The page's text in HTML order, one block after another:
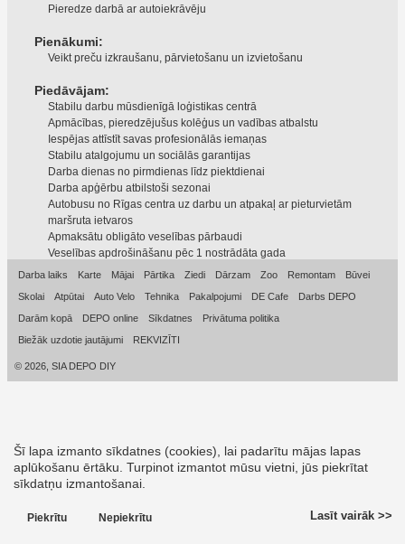
Šī lapa izmanto sīkdatnes (cookies), lai padarītu mājas lapas
aplūkošanu ērtāku. Turpinot izmantot mūsu vietni, jūs piekrītat
sīkdatņu izmantošanai.
Piekrītu Nepiekrītu Lasīt vairāk >>
Pieredze darbā ar autoiekrāvēju
Pienākumi:
Veikt preču izkraušanu, pārvietošanu un izvietošanu
Piedāvājam:
Stabilu darbu mūsdienīgā loģistikas centrā
Apmācības, pieredzējušus kolēģus un vadības atbalstu
Iespējas attīstīt savas profesionālās iemaņas
Stabilu atalgojumu un sociālās garantijas
Darba dienas no pirmdienas līdz piektdienai
Darba apģērbu atbilstoši sezonai
Autobusu no Rīgas centra uz darbu un atpakaļ ar pieturvietām
maršruta ietvaros
Apmaksātu obligāto veselības pārbaudi
Veselības apdrošināšanu pēc 1 nostrādāta gada
Darba laiks Karte Mājai Pārtika Ziedi Dārzam Zoo Remontam
Būvei
Skolai
Atpūtai Auto Velo Tehnika Pakalpojumi DE Cafe
Darbs DEPO
Darām kopā
DEPO online Sīkdatnes
Privātuma politika
Biežāk uzdotie jautājumi
REKVIZĪTI
© 2026, SIA DEPO DIY